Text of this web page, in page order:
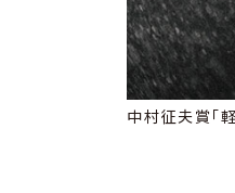
中村征夫賞「